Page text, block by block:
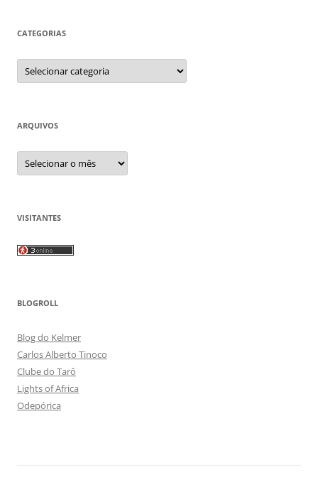
CATEGORIAS
Categorias
ARQUIVOS
Arquivos
VISITANTES
BLOGROLL
Blog do Kelmer
Carlos Alberto Tinoco
Clube do Tarô
Lights of Africa
Odepórica